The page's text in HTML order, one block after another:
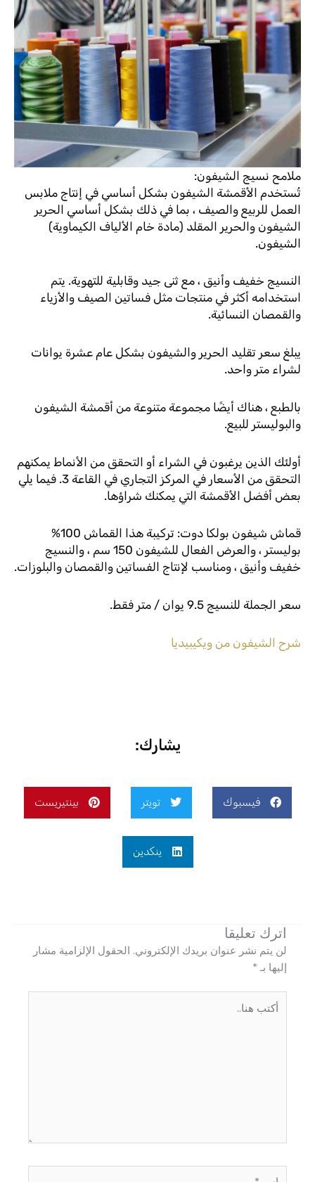
ملامح نسيج الشيفون:
تُستخدم الأقمشة الشيفون بشكل أساسي في إنتاج ملابس
العمل للربيع والصيف ، بما في ذلك بشكل أساسي الحرير
الشيفون والحرير المقلد (مادة خام الألياف الكيماوية)
الشيفون.
النسيج خفيف وأنيق ، مع ثنى جيد وقابلية للتهوية. يتم
استخدامه أكثر في منتجات مثل فساتين الصيف والأزياء
والقمصان النسائية.
يبلغ سعر تقليد الحرير والشيفون بشكل عام عشرة يوانات
لشراء متر واحد.
بالطبع ، هناك أيضًا مجموعة متنوعة من أقمشة الشيفون
والبوليستر للبيع.
أولئك الذين يرغبون في الشراء أو التحقق من الأنماط يمكنهم
التحقق من الأسعار في المركز التجاري في القاعة 3. فيما يلي
بعض أفضل الأقمشة التي يمكنك شراؤها.
قماش شيفون بولكا دوت: تركيبة هذا القماش 100%
بوليستر ، والعرض الفعال للشيفون 150 سم ، والنسيج
خفيف وأنيق ، ومناسب لإنتاج الفساتين والقمصان والبلوزات.
سعر الجملة للنسيج 9.5 يوان / متر فقط.
شرح الشيفون من ويكيبيديا
يشارك:
فيسبوك تويتر بينتيريست
ينكدين
اترك تعليقا
لن يتم نشر عنوان بريدك الإلكتروني. الحقول الإلزامية مشار
إليها بـ *
أكتب
هنا..